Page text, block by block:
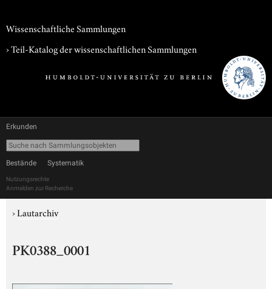
Wissenschaftliche Sammlungen
› Teil-Katalog der wissenschaftlichen Sammlungen
Erkunden
Bestände Systematik
Nutzungsrechte
Anmelden zur Recherche
›Lautarchiv
PK0388_0001